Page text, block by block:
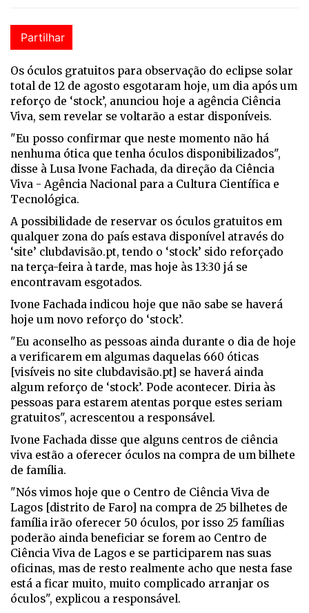
Partilhar
Os óculos gratuitos para observação do eclipse solar
total de 12 de agosto esgotaram hoje, um dia após um
reforço de ‘stock’, anunciou hoje a agência Ciência
Viva, sem revelar se voltarão a estar disponíveis.
"Eu posso confirmar que neste momento não há
nenhuma ótica que tenha óculos disponibilizados",
disse à Lusa Ivone Fachada, da direção da Ciência
Viva - Agência Nacional para a Cultura Científica e
Tecnológica.
A possibilidade de reservar os óculos gratuitos em
qualquer zona do país estava disponível através do
‘site’ clubdavisão.pt, tendo o ‘stock’ sido reforçado
na terça-feira à tarde, mas hoje às 13:30 já se
encontravam esgotados.
Ivone Fachada indicou hoje que não sabe se haverá
hoje um novo reforço do ‘stock’.
"Eu aconselho as pessoas ainda durante o dia de hoje
a verificarem em algumas daquelas 660 óticas
[visíveis no site clubdavisão.pt] se haverá ainda
algum reforço de ‘stock’. Pode acontecer. Diria às
pessoas para estarem atentas porque estes seriam
gratuitos", acrescentou a responsável.
Ivone Fachada disse que alguns centros de ciência
viva estão a oferecer óculos na compra de um bilhete
de família.
"Nós vimos hoje que o Centro de Ciência Viva de
Lagos [distrito de Faro] na compra de 25 bilhetes de
família irão oferecer 50 óculos, por isso 25 famílias
poderão ainda beneficiar se forem ao Centro de
Ciência Viva de Lagos e se participarem nas suas
oficinas, mas de resto realmente acho que nesta fase
está a ficar muito, muito complicado arranjar os
óculos", explicou a responsável.